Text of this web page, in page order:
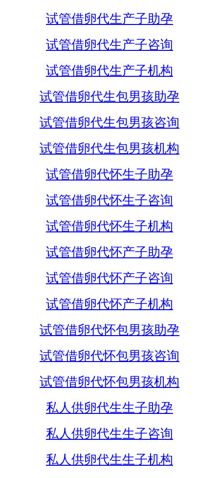
试管借卵代生产子助孕
试管借卵代生产子咨询
试管借卵代生产子机构
试管借卵代生包男孩助孕
试管借卵代生包男孩咨询
试管借卵代生包男孩机构
试管借卵代怀生子助孕
试管借卵代怀生子咨询
试管借卵代怀生子机构
试管借卵代怀产子助孕
试管借卵代怀产子咨询
试管借卵代怀产子机构
试管借卵代怀包男孩助孕
试管借卵代怀包男孩咨询
试管借卵代怀包男孩机构
私人供卵代生生子助孕
私人供卵代生生子咨询
私人供卵代生生子机构